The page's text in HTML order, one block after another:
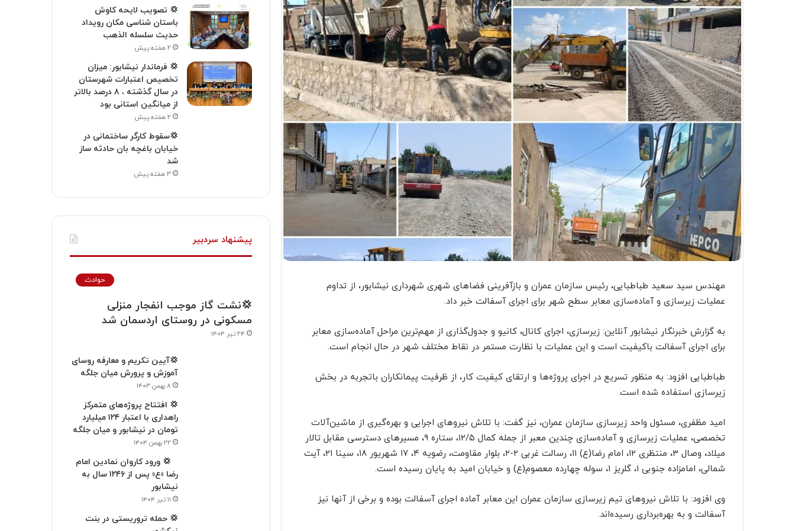
ا
ل
ی
ک
ا
ی
م
ی
ل
مهندس سید سعید طباطبایی، رئیس سازمان عمران و بازآفرینی فضاهای شهری شهرداری نیشابور، از تداوم
عملیات زیرسازی و آماده‌سازی معابر سطح شهر برای اجرای آسفالت خبر داد.
به گزارش خبرنگار نیشابور آنلاین: زیرسازی، اجرای کانال، کانیو و جدول‌گذاری از مهم‌ترین مراحل آماده‌سازی معابر
برای اجرای آسفالت باکیفیت است و این عملیات با نظارت مستمر در نقاط مختلف شهر در حال انجام است.
طباطبایی افزود: به منظور تسریع در اجرای پروژه‌ها و ارتقای کیفیت کار، از ظرفیت پیمانکاران باتجربه در بخش
زیرسازی استفاده شده است.
امید مظفری، مسئول واحد زیرسازی سازمان عمران، نیز گفت: با تلاش نیروهای اجرایی و بهره‌گیری از ماشین‌آلات
تخصصی، عملیات زیرسازی و آماده‌سازی چندین معبر از جمله کمال ۱۲/۵، ستاره ۹، مسیرهای دسترسی مقابل تالار
میلاد، وصال ۳، منتظری ۱۲، امام رضا(ع) ۱۱، رسالت غربی ۲-۲، بلوار مقاومت، رضویه ۴، ۱۷ شهریور ۱۸، سینا ۲۱، آیت
شمالی، امامزاده جنوبی ۱، گلریز ۱، سوله چهارده معصوم(ع) و خیابان امید به پایان رسیده است.
وی افزود: با تلاش نیروهای تیم زیرسازی سازمان عمران این معابر آماده اجرای آسفالت بوده و برخی از آنها نیز
آسفالت و به بهره‌برداری رسیده‌اند.
💢 تصویب لایحه کاوش
باستان شناسی مکان رویداد
حدیث سلسله الذهب
۲ هفته پیش
💢 فرماندار نیشابور: میزان
تخصیص اعتبارات شهرستان
در سال گذشته ، ۸ درصد بالاتر
از میانگین استانی بود
۲ هفته پیش
💢سقوط کارگر ساختمانی در
خیابان باغچه بان حادثه ساز
شد
۳ هفته پیش
پیشنهاد سردبیر
حوادث
💢نشت گاز موجب انفجار منزلی
مسکونی در روستای اردسمان شد
۲۴ تیر ۱۴۰۴
💢آیین تکریم و معارفه روسای
آموزش و پرورش میان جلگه
۸ بهمن ۱۴۰۳
💢 افتتاح پروژه‌های متمرکز
راهداری با اعتبار ۱۲۴ میلیارد
تومان در نیشابور و میان جلگه
۲۲ بهمن ۱۴۰۴
‍ ‍ ‍ ‍💢 ورود كاروان نمادين امام
رضا «ع» پس از ۱۲۴۶ سال به
نیشابور
۱۱ تیر ۱۴۰۴
💢 حمله تروریستی در بنت